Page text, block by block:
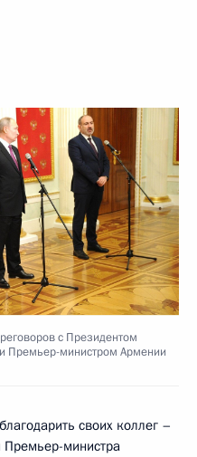
с Президентом
Премьер-министром Армении
своих коллег –
Премьер-министра